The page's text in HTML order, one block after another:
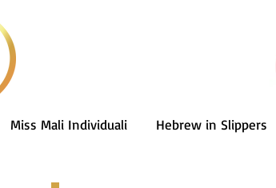
Miss Mali Individuali Hebrew in Slippers